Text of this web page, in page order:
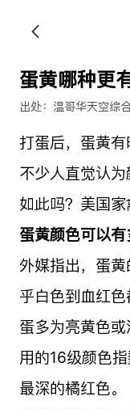
蛋黄哪种更
出处：温哥华天空综
打蛋后，蛋黄有
不少人直觉认
如此吗？美国家
蛋黄颜色可以有
外媒指出，蛋
乎白色到血红
蛋多为亮黄色
用的16级颜色
最深的橘红色。